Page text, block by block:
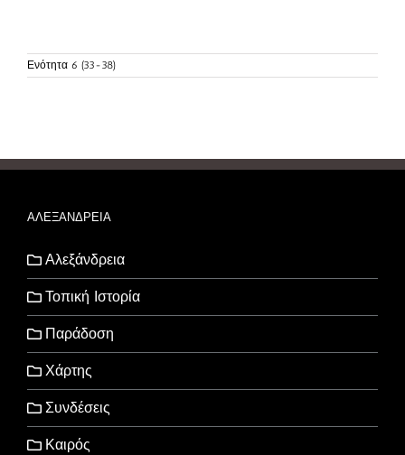
Ενότητα 6 (33-38)
ΑΛΕΞΑΝΔΡΕΙΑ
Αλεξάνδρεια
Τοπική Ιστορία
Παράδοση
Χάρτης
Συνδέσεις
Καιρός